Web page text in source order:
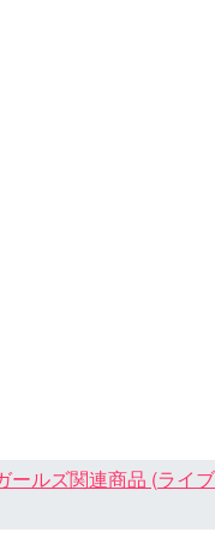
ルズ関連商品 (ライ